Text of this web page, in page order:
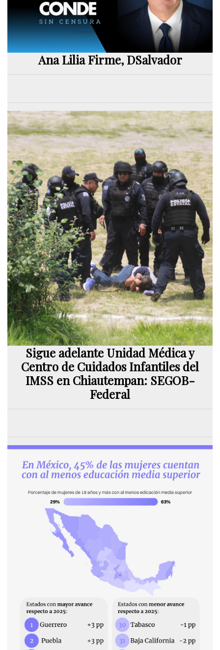
Ana Lilia Firme, DSalvador
Sigue adelante Unidad Médica y
Centro de Cuidados Infantiles del
IMSS en Chiautempan: SEGOB-
Federal